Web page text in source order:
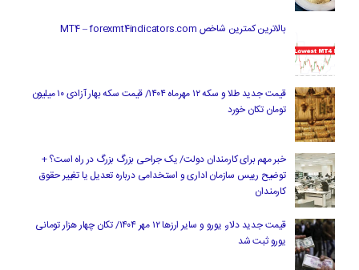
بالاترین کمترین شاخص MT4 – forexmt4indicators.com
قیمت جدید طلا و سکه ۱۲ مهرماه ۱۴۰۴/ قیمت سکه بهار آزادی ۱۰ میلیون
تومان تکان خورد
خبر مهم برای کارمندان دولت/ یک جراحی بزرگ بزرگ در راه است؟ +
توضیح رییس سازمان اداری و استخدامی درباره تعدیل یا تغییر حقوق
کارمندان
قیمت جدید دلار، یورو و سایر ارزها ۱۲ مهر ۱۴۰۴/ تکان چهار هزار تومانی
یورو ثبت شد